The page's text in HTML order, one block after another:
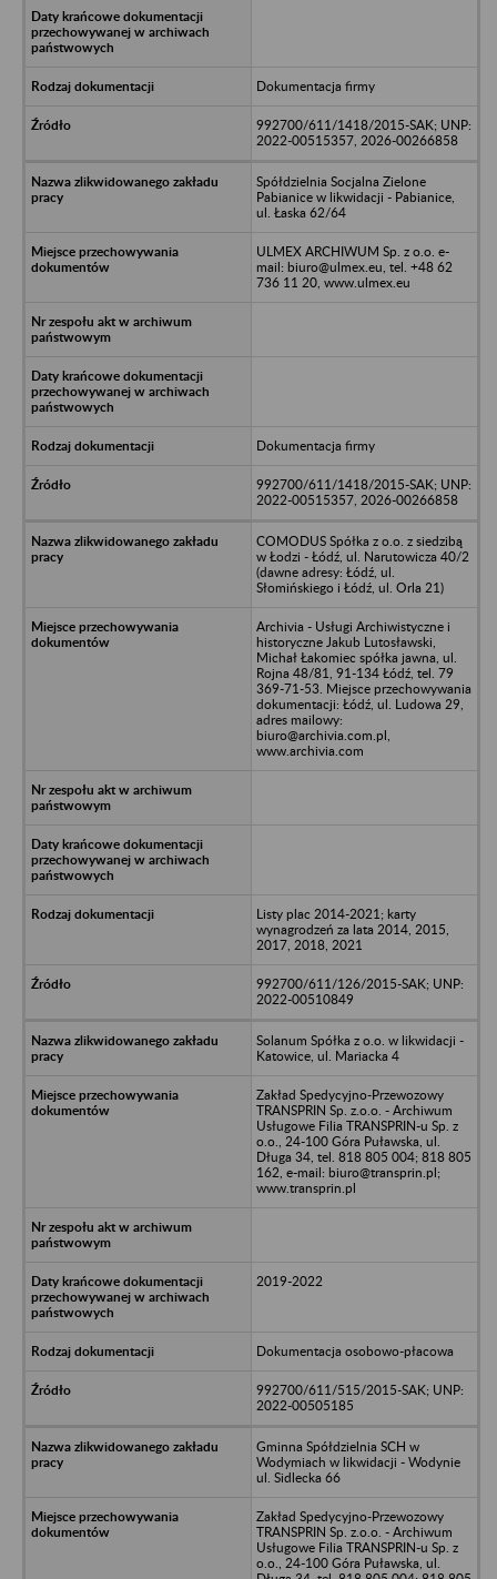
Dokumentacja firmy
992700/611/1418/2015-SAK; UNP:
2022-00515357, 2026-00266858
Spółdzielnia Socjalna Zielone
Pabianice w likwidacji - Pabianice,
ul. Łaska 62/64
ULMEX ARCHIWUM Sp. z o.o. e-
mail: biuro@ulmex.eu, tel. +48 62
736 11 20, www.ulmex.eu
Dokumentacja firmy
992700/611/1418/2015-SAK; UNP:
2022-00515357, 2026-00266858
COMODUS Spółka z o.o. z siedzibą
w Łodzi - Łódź, ul. Narutowicza 40/2
(dawne adresy: Łódź, ul.
Słomińskiego i Łódź, ul. Orla 21)
Archivia - Usługi Archiwistyczne i
historyczne Jakub Lutosławski,
Michał Łakomiec spółka jawna, ul.
Rojna 48/81, 91-134 Łódź, tel. 79
369-71-53. Miejsce przechowywania
dokumentacji: Łódź, ul. Ludowa 29,
adres mailowy:
biuro@archivia.com.pl,
www.archivia.com
Listy plac 2014-2021; karty
wynagrodzeń za lata 2014, 2015,
2017, 2018, 2021
992700/611/126/2015-SAK; UNP:
2022-00510849
Solanum Spółka z o.o. w likwidacji -
Katowice, ul. Mariacka 4
Zakład Spedycyjno-Przewozowy
TRANSPRIN Sp. z.o.o. - Archiwum
Usługowe Filia TRANSPRIN-u Sp. z
o.o., 24-100 Góra Puławska, ul.
Długa 34, tel. 818 805 004; 818 805
162, e-mail: biuro@transprin.pl;
www.transprin.pl
2019-2022
Dokumentacja osobowo-płacowa
992700/611/515/2015-SAK; UNP:
2022-00505185
Gminna Spółdzielnia SCH w
Wodymiach w likwidacji - Wodynie
ul. Sidlecka 66
Zakład Spedycyjno-Przewozowy
TRANSPRIN Sp. z.o.o. - Archiwum
Usługowe Filia TRANSPRIN-u Sp. z
o.o., 24-100 Góra Puławska, ul.